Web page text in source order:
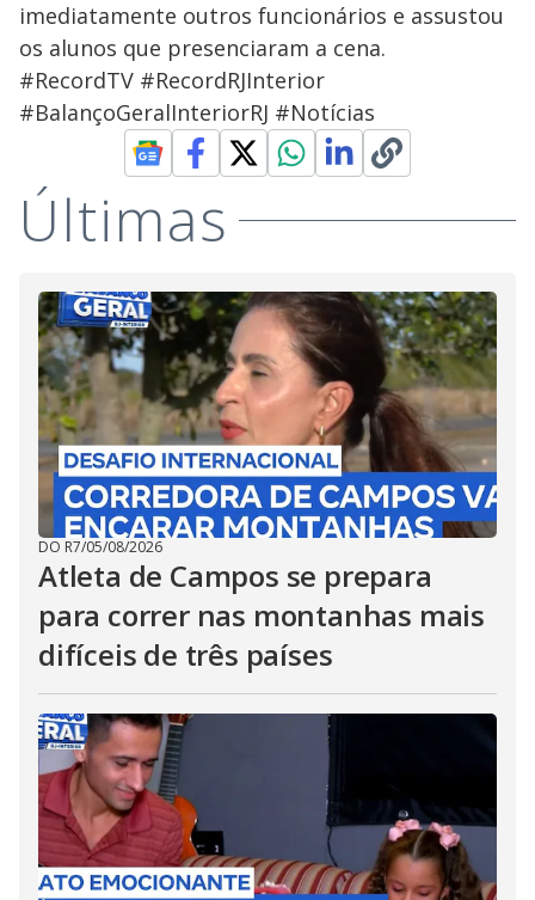
imediatamente outros funcionários e assustou
os alunos que presenciaram a cena.
#RecordTV #RecordRJInterior
#BalançoGeralInteriorRJ #Notícias
Últimas
DO R7/05/08/2026
Atleta de Campos se prepara
para correr nas montanhas mais
difíceis de três países